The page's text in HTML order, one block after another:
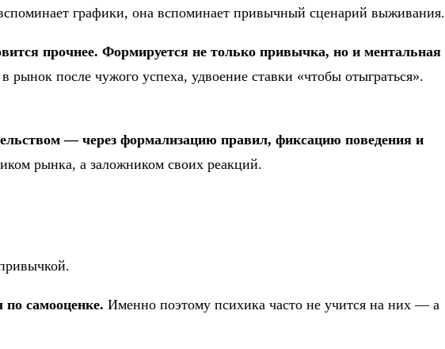
графики, она вспоминает привычный сценарий выживания.
прочнее. Формируется не только привычка, но и ментальная
рынок после чужого успеха, удвоение ставки «чтобы отыграться».
— через формализацию правил, фиксацию поведения и
рынка, а заложником своих реакций.
самооценке. Именно поэтому психика часто не учится на них — а